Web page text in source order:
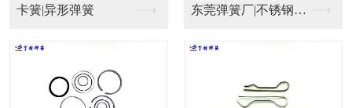
弹簧182B
形弹簧 东莞弹簧厂|不锈钢弹...